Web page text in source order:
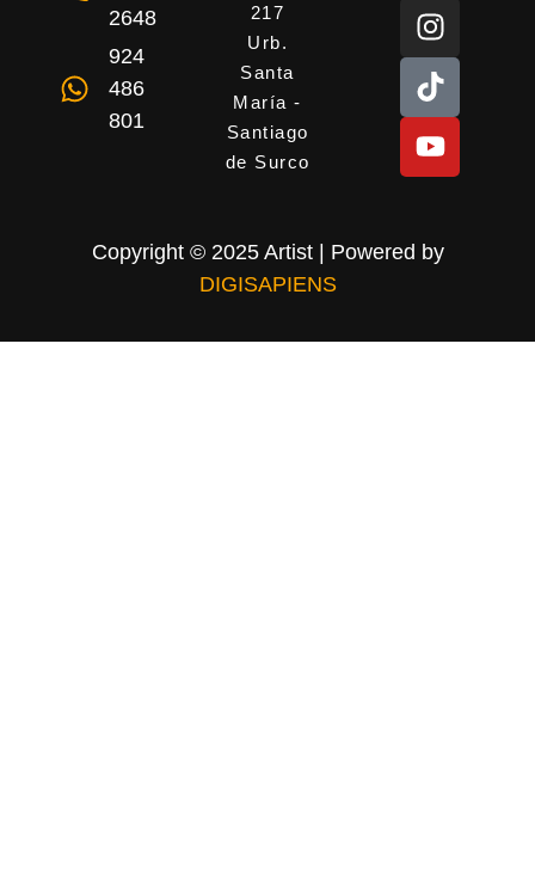
2648
924
486
801
217
Urb.
Santa
María -
Santiago
de Surco
Copyright © 2025 Artist | Powered by
DIGISAPIENS